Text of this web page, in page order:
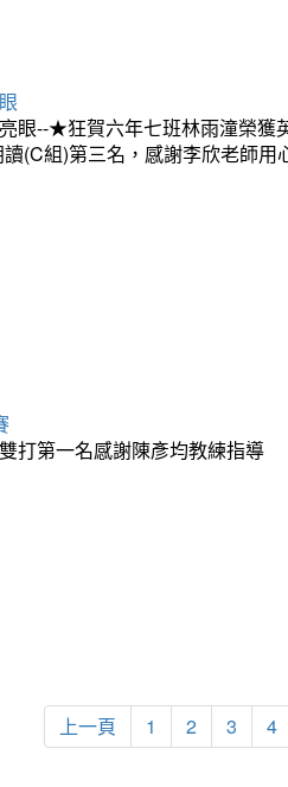
眼--★狂賀六年七班林雨潼榮
(C組)第三名，感謝李欣老師
打第一名感謝陳彥均教練指導
上一頁 1 2 3 4